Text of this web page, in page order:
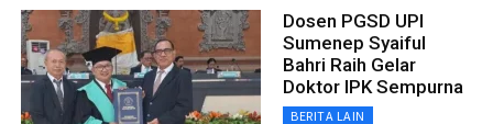
Dosen PGSD UPI
Sumenep Syaiful
Bahri Raih Gelar
Doktor IPK Sempurna
BERITA LAIN